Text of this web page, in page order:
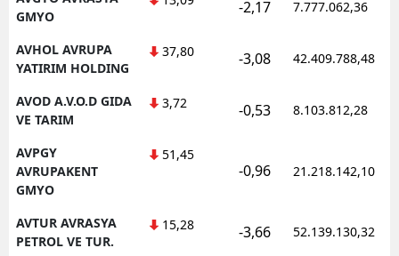
GMYO
-2,17 7.777.062,36
AVHOL AVRUPA
YATIRIM HOLDING
37,80 -3,08 42.409.788,48
AVOD A.V.O.D GIDA
VE TARIM
3,72 -0,53 8.103.812,28
AVPGY
AVRUPAKENT
GMYO
51,45
-0,96 21.218.142,10
AVTUR AVRASYA
PETROL VE TUR.
15,28 -3,66 52.139.130,32